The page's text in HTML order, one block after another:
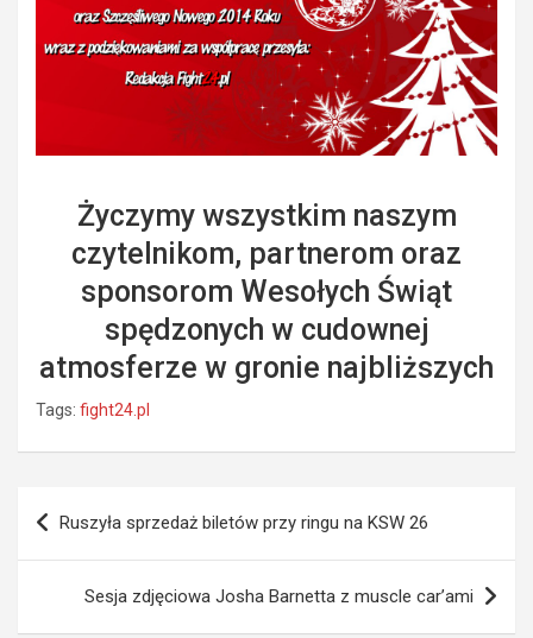
Życzymy wszystkim naszym
czytelnikom, partnerom oraz
sponsorom Wesołych Świąt
spędzonych w cudownej
atmosferze w gronie najbliższych
Tags: fight24.pl
Nawigacja
wpisu
Ruszyła sprzedaż biletów przy ringu na KSW 26
Sesja zdjęciowa Josha Barnetta z muscle car’ami